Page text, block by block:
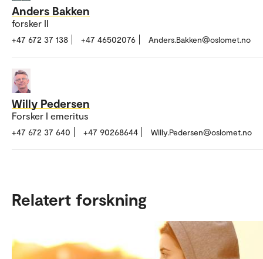
Anders Bakken
forsker II
+47 672 37 138 +47 46502076 Anders.Bakken@oslomet.no
Willy Pedersen
Forsker I emeritus
+47 672 37 640 +47 90268644 Willy.Pedersen@oslomet.no
Relatert forskning